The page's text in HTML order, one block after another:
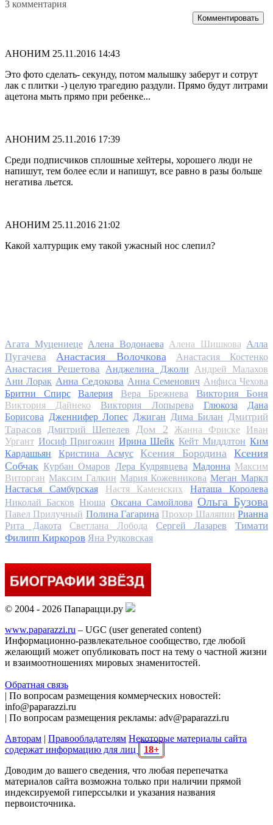
3 комментария
Комментировать
АНОНИМ 25.11.2016 14:43
Это фото сделать- секунду, потом малышку заберут и сотрут
лак с плитки -) целую трагедию раздули. Прямо будут литрами
ацетона мыть прямо при ребенке...
АНОНИМ 25.11.2016 17:39
Среди подписчиков сплошные хейтеры, хорошего люди не
напишут, тем более если и напишут, все равно в разы больше
негатива льется.
АНОНИМ 25.11.2016 21:02
Какой халтурщик ему такой ужасный нос слепил?
Агата Муцениеце Алена Водонаева Алена Шишкова Алла
Пугачева
Анастасия Волочкова Анастасия Костенко
Анастасия Решетова Анджелина Джоли
Андрей Малахов
Ани Лорак Анна Седокова Анна Семенович Анфиса Чехова
Бритни Спирс
Валерия Вера Брежнева Виктория Боня
Виктория Дайнеко Виктория Лопырева Глюкоза
Дана
Борисова Дженнифер Лопес Джиган Дима Билан Дмитрий
Тарасов
Дмитрий Шепелев Дом 2 Жанна Фриске
Иван
Ургант Иосиф Пригожин Ирина Шейк Кейт Миддлтон Ким
Кардашьян
Кристина Асмус Ксения Бородина
Ксения
Собчак Курбан Омаров Лера Кудрявцева Мадонна Максим
Виторган Максим Галкин Мария Кожевникова Меган Маркл
Настасья Самбурская
Настя Каменских
Наташа Королева
Николай Басков Нюша Оксана Самойлова Ольга Бузова
Павел Прилучный Полина Гагарина Прохор Шаляпин Рианна
Рита Дакота
Светлана Лобода Сергей Лазарев
Тимати
Филипп Киркоров Яна Рудковская
© 2004 - 2026 Папарацци.ру
www.paparazzi.ru – UGC (user generated content)
Информационно-развлекательное сообщество, где любой
желающий может опубликовать пост на тему о частной жизни
и взаимоотношениях мировых знаменитостей.
Обратная связь
| По вопросам размещения коммерческих новостей:
info@paparazzi.ru
| По вопросам размещения рекламы: adv@paparazzi.ru
Авторам | Правообладателям Некоторые материалы сайта
содержат информацию для лиц
18+
Доводим до вашего сведения, что любая перепечатка
материалов сайта возможна только при наличии прямой
индексируемой гиперссылки и указания названия
первоисточника.